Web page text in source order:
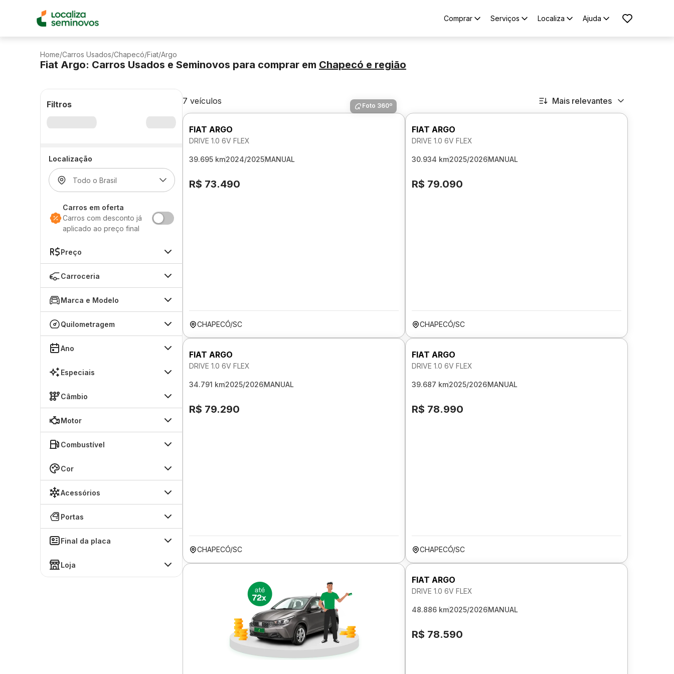
Comprar Serviços Localiza Ajuda
Home/Carros Usados/Chapecó/Fiat/Argo
Fiat Argo: Carros Usados e Seminovos para comprar em Chapecó e região
Filtros
Localização
Carros em oferta
Carros com desconto já
aplicado ao preço final
Preço
Carroceria
Marca e Modelo
Quilometragem
Ano
Especiais
Câmbio
Motor
Combustível
Cor
Acessórios
Portas
Final da placa
Loja
7 veículos Mais relevantes
Foto 360º
FIAT ARGO
DRIVE 1.0 6V FLEX
39.695 km2024/2025MANUAL
R$ 73.490
CHAPECÓ/SC
FIAT ARGO
DRIVE 1.0 6V FLEX
30.934 km2025/2026MANUAL
R$ 79.090
CHAPECÓ/SC
FIAT ARGO
DRIVE 1.0 6V FLEX
34.791 km2025/2026MANUAL
R$ 79.290
CHAPECÓ/SC
FIAT ARGO
DRIVE 1.0 6V FLEX
39.687 km2025/2026MANUAL
R$ 78.990
CHAPECÓ/SC
FIAT ARGO
DRIVE 1.0 6V FLEX
48.886 km2025/2026MANUAL
R$ 78.590